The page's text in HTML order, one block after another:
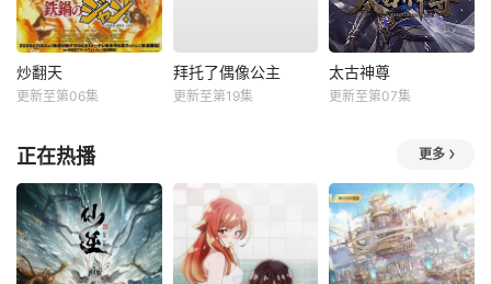
炒翻天
更新至第06集
拜托了偶像公主
更新至第19集
太古神尊
更新至第07集
正在热播 更多